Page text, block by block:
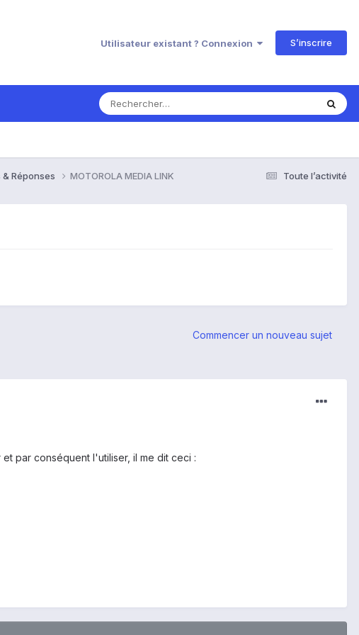
Utilisateur existant ? Connexion S’inscrire
Toute l’activité
Réponses MOTOROLA MEDIA LINK
Commencer un nouveau sujet
par conséquent l'utiliser, il me dit ceci :